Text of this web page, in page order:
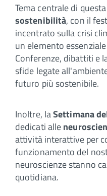
Tema centrale di
sostenibilità, con il
incentrato sulla crisi
un elemento
Conferenze, dibattiti e
sfide legate
futuro più sostenibile.
Inoltre, laSettimana
dedicati alle
attività interattive per
funzionamento del
neuroscienze stanno
quotidiana.